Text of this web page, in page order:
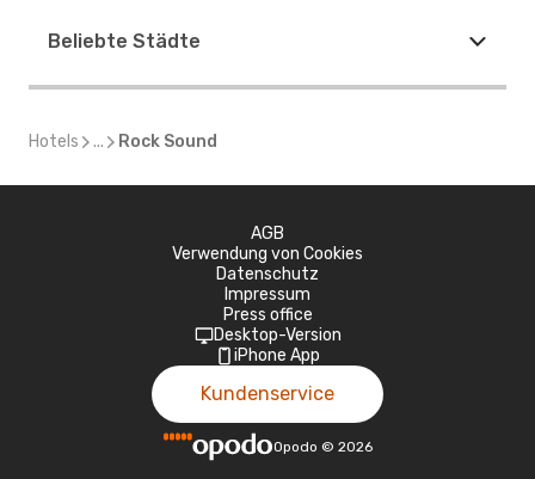
Beliebte Städte
Hotels ... Rock Sound
AGB
Verwendung von Cookies
Datenschutz
Impressum
Press office
Desktop-Version
iPhone App
Kundenservice
Opodo © 2026